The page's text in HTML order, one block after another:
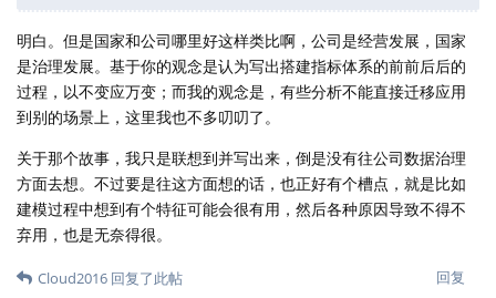
明白。但是国家和公司哪里好这样类比啊，公司是经营发展，国家
是治理发展。基于你的观念是认为写出搭建指标体系的前前后后的
过程，以不变应万变；而我的观念是，有些分析不能直接迁移应用
到别的场景上，这里我也不多叨叨了。
关于那个故事，我只是联想到并写出来，倒是没有往公司数据治理
方面去想。不过要是往这方面想的话，也正好有个槽点，就是比如
建模过程中想到有个特征可能会很有用，然后各种原因导致不得不
弃用，也是无奈得很。
回复
Cloud2016 回复了此帖